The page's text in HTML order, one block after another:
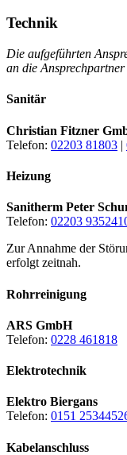
Technik
Die aufgeführten
an die
Sanitär
Christian Fitzner
Telefon: 02203 81803 |
Heizung
Sanitherm Peter
Telefon: 02203
Zur Annahme der
erfolgt zeitnah.
Rohrreinigung
ARS GmbH
Telefon: 0228 461818
Elektrotechnik
Elektro Biergans
Telefon: 0151
Kabelanschluss